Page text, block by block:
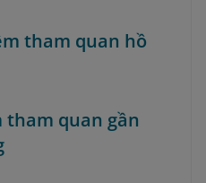
tham quan hồ
tham quan gần